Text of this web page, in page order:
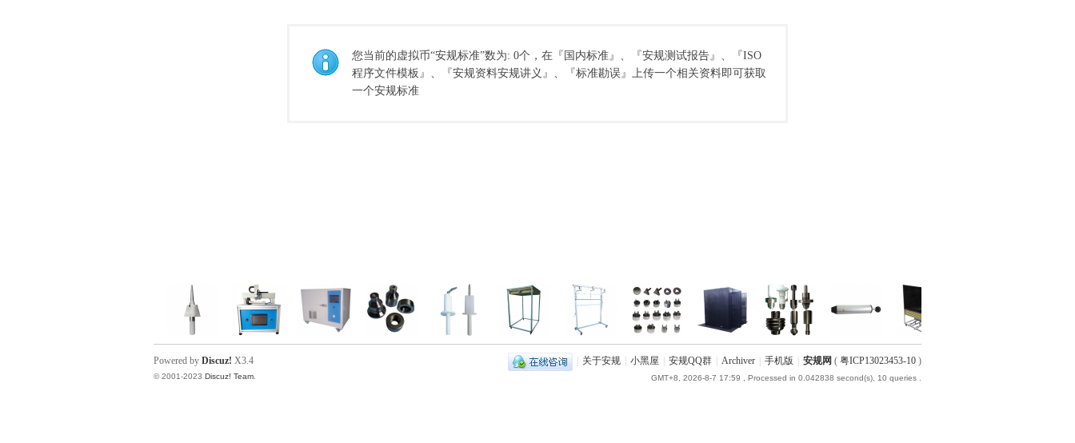
索
您当前的虚拟币“安规标准”数为: 0个，在『国内标准』、『安规测试报告』、『ISO
程序文件模板』、『安规资料安规讲义』、『标准勘误』上传一个相关资料即可获取
一个安规标准
关于安规 小黑屋 安规QQ群 Archiver 手机版 安规网 ( 粤ICP13023453-10 )
GMT+8, 2026-8-7 17:59 , Processed in 0.042838 second(s), 10 queries .
Powered by Discuz! X3.4
© 2001-2023 Discuz! Team